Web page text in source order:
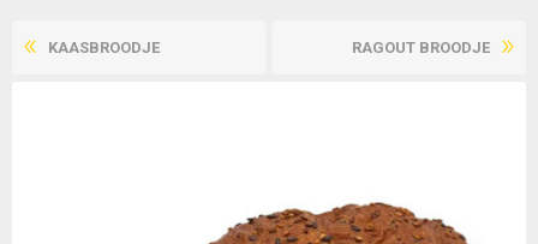
KAASBROODJE RAGOUT BROODJE